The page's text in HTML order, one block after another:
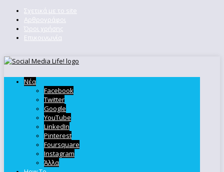
Σχετικά με το site
Αρθρογράφοι
Όροι χρήσης
Επικοινωνία
Νέα
Facebook
Twitter
Google
YouTube
LinkedIn
Pinterest
Foursquare
Instagram
Άλλα